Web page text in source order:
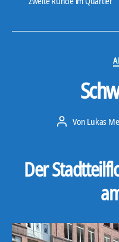
Beitragsautor
Von Lukas
Der